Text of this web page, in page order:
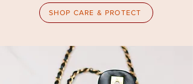
SHOP CARE & PROTECT